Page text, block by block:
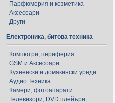
Парфюмерия и козметика
Аксесоари
Други
Електроника, битова техника
Компютри, периферия
GSM и Аксесоари
Кухненски и домакински уреди
Аудио Техника
Камери, фотоапарати
Телевизори, DVD плейъри,